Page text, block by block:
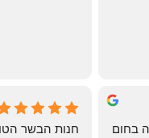
שי
4 months ago
חנות הבשר